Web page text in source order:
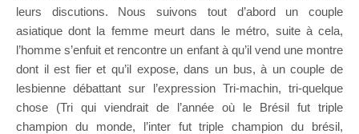
leurs discutions. Nous suivons tout d’abord un couple
asiatique dont la femme meurt dans le métro, suite à cela,
l’homme s’enfuit et rencontre un enfant à qu’il vend une montre
dont il est fier et qu’il expose, dans un bus, à un couple de
lesbienne débattant sur l’expression Tri-machin, tri-quelque
chose (Tri qui viendrait de l’année où le Brésil fut triple
champion du monde, l’inter fut triple champion du brésil,